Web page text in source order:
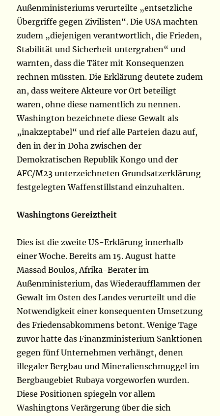
Außenministeriums verurteilte „entsetzliche
Übergriffe gegen Zivilisten“. Die USA machten
zudem „diejenigen verantwortlich, die Frieden,
Stabilität und Sicherheit untergraben“ und
warnten, dass die Täter mit Konsequenzen
rechnen müssten. Die Erklärung deutete zudem
an, dass weitere Akteure vor Ort beteiligt
waren, ohne diese namentlich zu nennen.
Washington bezeichnete diese Gewalt als
„inakzeptabel“ und rief alle Parteien dazu auf,
den in der in Doha zwischen der
Demokratischen Republik Kongo und der
AFC/M23 unterzeichneten Grundsatzerklärung
festgelegten Waffenstillstand einzuhalten.
Washingtons Gereiztheit
Dies ist die zweite US-Erklärung innerhalb
einer Woche. Bereits am 15. August hatte
Massad Boulos, Afrika-Berater im
Außenministerium, das Wiederaufflammen der
Gewalt im Osten des Landes verurteilt und die
Notwendigkeit einer konsequenten Umsetzung
des Friedensabkommens betont. Wenige Tage
zuvor hatte das Finanzministerium Sanktionen
gegen fünf Unternehmen verhängt, denen
illegaler Bergbau und Mineralienschmuggel im
Bergbaugebiet Rubaya vorgeworfen wurden.
Diese Positionen spiegeln vor allem
Washingtons Verärgerung über die sich